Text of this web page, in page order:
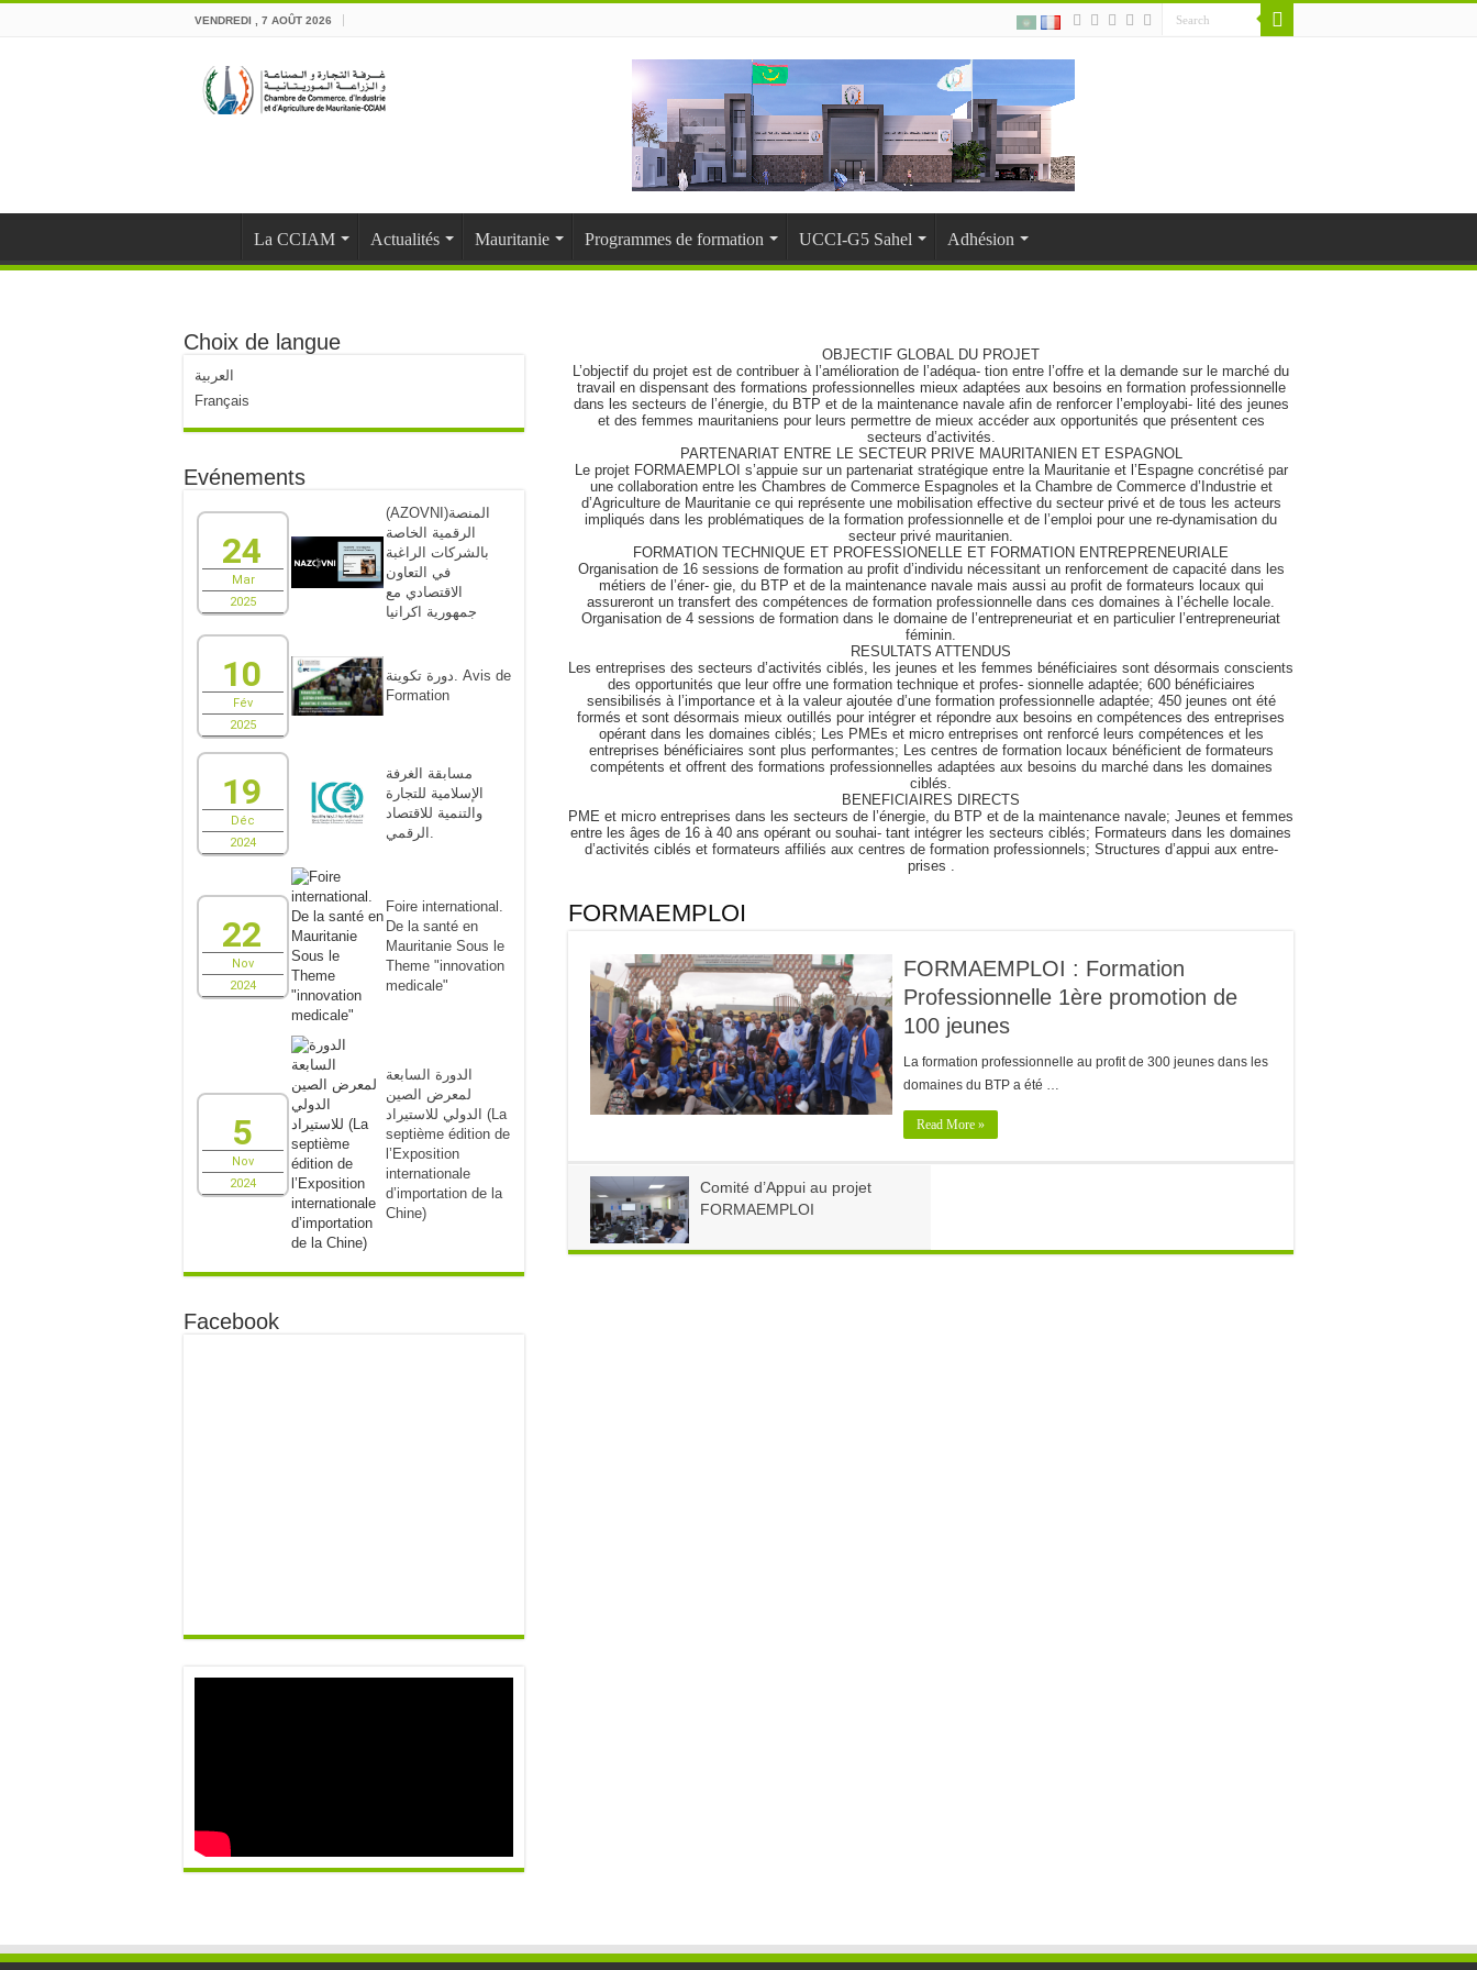
VENDREDI , 7 AOÛT 2026
La CCIAM Actualités Mauritanie Programmes de formation UCCI-G5 Sahel Adhésion
OBJECTIF GLOBAL DU PROJET
L’objectif du projet est de contribuer à l’amélioration de l’adéqua- tion entre l’offre et la demande sur le marché du
travail en dispensant des formations professionnelles mieux adaptées aux besoins en formation professionnelle
dans les secteurs de l’énergie, du BTP et de la maintenance navale afin de renforcer l’employabi- lité des jeunes
et des femmes mauritaniens pour leurs permettre de mieux accéder aux opportunités que présentent ces
secteurs d’activités.
PARTENARIAT ENTRE LE SECTEUR PRIVE MAURITANIEN ET ESPAGNOL
Le projet FORMAEMPLOI s’appuie sur un partenariat stratégique entre la Mauritanie et l’Espagne concrétisé par
une collaboration entre les Chambres de Commerce Espagnoles et la Chambre de Commerce d’Industrie et
d’Agriculture de Mauritanie ce qui représente une mobilisation effective du secteur privé et de tous les acteurs
impliqués dans les problématiques de la formation professionnelle et de l’emploi pour une re-dynamisation du
secteur privé mauritanien.
FORMATION TECHNIQUE ET PROFESSIONELLE ET FORMATION ENTREPRENEURIALE
Organisation de 16 sessions de formation au profit d’individu nécessitant un renforcement de capacité dans les
métiers de l’éner- gie, du BTP et de la maintenance navale mais aussi au profit de formateurs locaux qui
assureront un transfert des compétences de formation professionnelle dans ces domaines à l’échelle locale.
Organisation de 4 sessions de formation dans le domaine de l’entrepreneuriat et en particulier l’entrepreneuriat
féminin.
RESULTATS ATTENDUS
Les entreprises des secteurs d’activités ciblés, les jeunes et les femmes bénéficiaires sont désormais conscients
des opportunités que leur offre une formation technique et profes- sionnelle adaptée; 600 bénéficiaires
sensibilisés à l’importance et à la valeur ajoutée d’une formation professionnelle adaptée; 450 jeunes ont été
formés et sont désormais mieux outillés pour intégrer et répondre aux besoins en compétences des entreprises
opérant dans les domaines ciblés; Les PMEs et micro entreprises ont renforcé leurs compétences et les
entreprises bénéficiaires sont plus performantes; Les centres de formation locaux bénéficient de formateurs
compétents et offrent des formations professionnelles adaptées aux besoins du marché dans les domaines
ciblés.
BENEFICIAIRES DIRECTS
PME et micro entreprises dans les secteurs de l’énergie, du BTP et de la maintenance navale; Jeunes et femmes
entre les âges de 16 à 40 ans opérant ou souhai- tant intégrer les secteurs ciblés; Formateurs dans les domaines
d’activités ciblés et formateurs affiliés aux centres de formation professionnels; Structures d’appui aux entre-
prises .
FORMAEMPLOI
FORMAEMPLOI : Formation
Professionnelle 1ère promotion de
100 jeunes
La formation professionnelle au profit de 300 jeunes dans les
domaines du BTP a été …
Read More »
Comité d’Appui au projet
FORMAEMPLOI
Choix de langue
العربية
Français
Evénements
24
Mar
2025
(AZOVNI)المنصة
الرقمية الخاصة
بالشركات الراغبة
في التعاون
الاقتصادي مع
جمهورية اكرانيا
10
Fév
2025
دورة تكوينة. Avis de
Formation
19
Déc
2024
مسابقة الغرفة
الإسلامية للتجارة
والتنمية للاقتصاد
الرقمي.
22
Nov
2024
Foire international.
De la santé en
Mauritanie Sous le
Theme "innovation
medicale"
5
Nov
2024
الدورة السابعة
لمعرض الصين
الدولي للاستيراد (La
septième édition de
l’Exposition
internationale
d’importation de la
Chine)
Facebook